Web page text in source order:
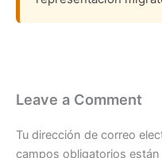
Leave a Comment
Tu dirección de correo
campos obligatorios